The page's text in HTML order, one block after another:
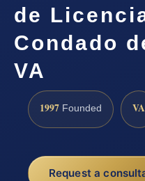
de
Condado
VA
1997 Founded VA
Request a